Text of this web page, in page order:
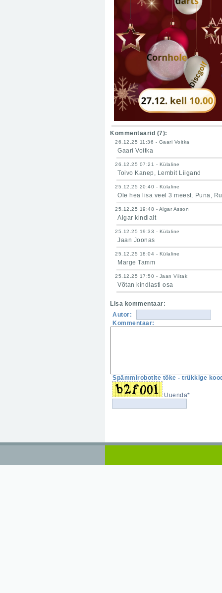
Kommentaarid (7):
26.12.25 11:36 - Gaari Voitka
Gaari Voitka
26.12.25 07:21 - Külaline
Toivo Kanep, Lembit Liigand
25.12.25 20:40 - Külaline
Ole hea lisa veel 3 meest. Puna,
25.12.25 19:48 - Aigar Asson
Aigar kindlalt
25.12.25 19:33 - Külaline
Jaan Joonas
25.12.25 18:04 - Külaline
Marge Tamm
25.12.25 17:50 - Jaan Viitak
Võtan kindlasti osa
Lisa kommentaar:
Autor:
Kommentaar:
Spämmirobotite tõke - trükkige
Uuenda*